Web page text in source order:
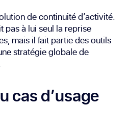
de continuité d’activité.
pas à lui seul la reprise
mais il fait partie des outils
stratégie globale de
cas d’usage